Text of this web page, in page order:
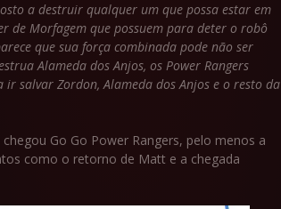
a destruir qualquer um que possa estar em
de Morfagem que possuem para deter o robô
que sua força combinada pode não ser
Alameda dos Anjos, os Power Rangers
salvar Zordon, Alameda dos Anjos e o resto da
Go Go Power Rangers, pelo menos a
como o retorno de Matt e a chegada